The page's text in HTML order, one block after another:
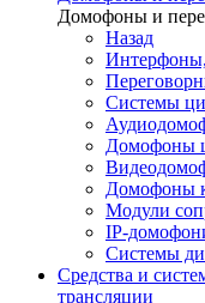
Домофоны и
Назад
Системы
Домофоны
Домофоны
Модули
IP-
Системы
Средства и
трансляции